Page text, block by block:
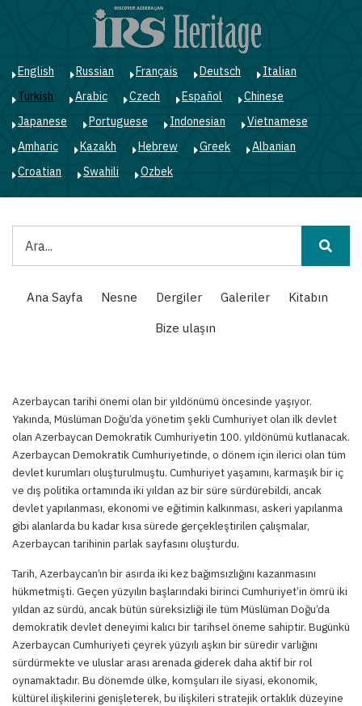
English Russian Français Deutsch
Italian
Turkish
Arabic Czech Español
Chinese
Japanese
Portuguese Indonesian
Vietnamese
Amharic
Kazakh Hebrew Greek
Albanian
Croatian
Swahili Ozbek
Main
navigation
Ana Sayfa Nesne Dergiler Galeriler
Kitabın
Bize ulaşın
Azerbaycan tarihi önemi olan bir yıldönümü öncesinde yaşıyor.
Yakında, Müslüman Doğu’da yönetim şekli Cumhuriyet olan ilk devlet
olan Azerbaycan Demokratik Cumhuriyetin 100. yıldönümü kutlanacak.
Azerbaycan Demokratik Cumhuriyetinde, o dönem için ilerici olan tüm
devlet kurumları oluşturulmuştu. Cumhuriyet yaşamını, karmaşık bir iç
ve dış politika ortamında iki yıldan az bir süre sürdürebildi, ancak
devlet yapılanması, ekonomi ve eğitimin kalkınması, askeri yapılanma
gibi alanlarda bu kadar kısa sürede gerçekleştirilen çalışmalar,
Azerbaycan tarihinin parlak sayfasını oluşturdu.
Tarih, Azerbaycan’ın bir asırda iki kez bağımsızlığını kazanmasını
hükmetmişti. Geçen yüzyılın başlarındaki birinci Cumhuriyet’in ömrü iki
yıldan az sürdü, ancak bütün süreksizliği ile tüm Müslüman Doğu’da
demokratik devlet deneyimi kalıcı bir tarihsel öneme sahiptir. Bugünkü
Azerbaycan Cumhuriyeti çeyrek yüzyılı aşkın bir süredir varlığını
sürdürmekte ve uluslar arası arenada giderek daha aktif bir rol
oynamaktadır. Bu dönemde ülke, komşuları ile siyasi, ekonomik,
kültürel ilişkilerini genişleterek, bu ilişkileri stratejik ortaklık düzeyine